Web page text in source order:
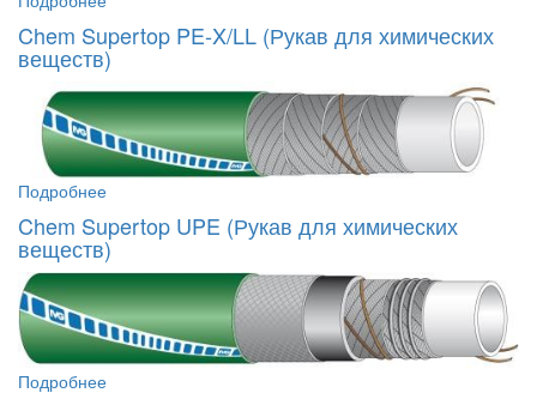
Chem Supertop PE-X/LL (Рукав для химических
веществ)
Подробнее
Chem Supertop UPE (Рукав для химических
веществ)
Подробнее